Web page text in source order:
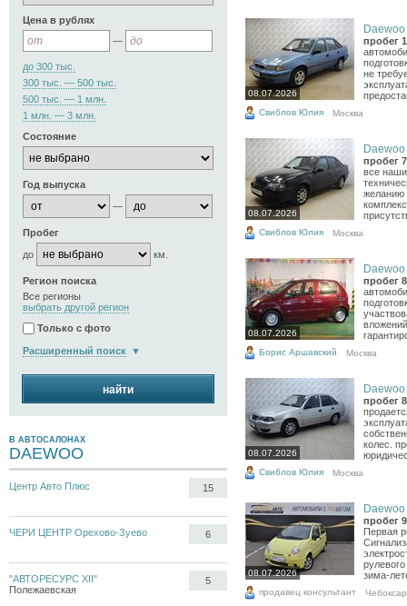
Цена в рублях
—
до 300 тыс.
300 тыс. — 500 тыс.
500 тыс. — 1 млн.
1 млн. — 3 млн.
Состояние
Год выпуска
—
Пробег
до
км.
Регион поиска
Все регионы
выбрать другой регион
Только с фото
Расширенный поиск
найти
В АВТОСАЛОНАХ
DAEWOO
Центр Авто Плюс 15
ЧЕРИ ЦЕНТР Орехово-Зуево 6
"АВТОРЕСУРС XII"
Полежаевская
5
08.07.2026
Daewoo
пробег
не
Свиблов Юлия Москва
08.07.2026
Daewoo
пробег
все
желанию
Свиблов Юлия Москва
08.07.2026
Daewoo
пробег
Борис Аршавский Москва
08.07.2026
Daewoo
пробег
колес.
Свиблов Юлия Москва
08.07.2026
Daewoo
пробег
Первая
зима-
продавец консультант